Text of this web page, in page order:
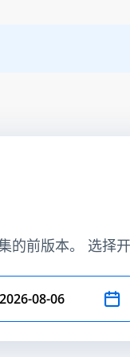
的前版本。 选择
结束日期